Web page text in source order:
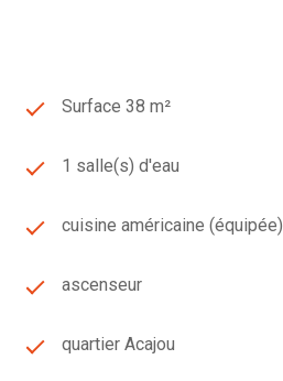
Surface 38 m²
1 salle(s) d'eau
cuisine américaine (équipée)
ascenseur
quartier Acajou